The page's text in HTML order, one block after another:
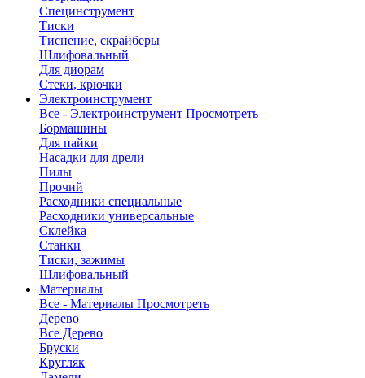
Специнструмент
Тиски
Тиснение, скрайберы
Шлифовальный
Для диорам
Стеки, крючки
Электроинструмент
Все - Электроинструмент Просмотреть
Бормашины
Для пайки
Насадки для дрели
Пилы
Прочий
Расходники специальные
Расходники универсальные
Склейка
Станки
Тиски, зажимы
Шлифовальный
Материалы
Все - Материалы Просмотреть
Дерево
Все Дерево
Бруски
Кругляк